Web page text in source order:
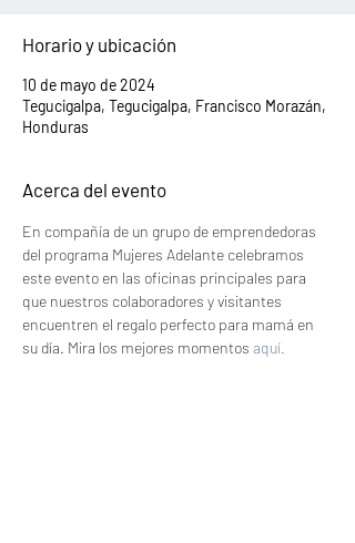
Horario y ubicación
10 de mayo de 2024
Tegucigalpa, Tegucigalpa, Francisco Morazán,
Honduras
Acerca del evento
En compañía de un grupo de emprendedoras
del programa Mujeres Adelante celebramos
este evento en las oficinas principales para
que nuestros colaboradores y visitantes
encuentren el regalo perfecto para mamá en
su día. Mira los mejores momentos aquí.